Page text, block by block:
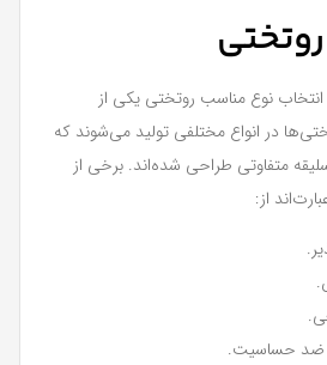
نوع مناسب روتختی یکی از
در انواع مختلفی تولید می‌شوند که
متفاوتی طراحی شده‌اند. برخی از
از:
حساسیت.